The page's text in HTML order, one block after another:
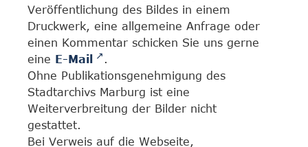
Veröffentlichung des Bildes in einem
Druckwerk, eine allgemeine Anfrage oder
einen Kommentar schicken Sie uns gerne
eine E-Mail
.
Ohne Publikationsgenehmigung des
Stadtarchivs Marburg ist eine
Weiterverbreitung der Bilder nicht
gestattet.
Bei Verweis auf die Webseite,